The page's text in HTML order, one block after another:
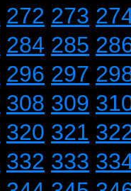
272 273
284 285
296 297
308 309
320 321
332 333